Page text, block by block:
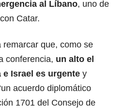
al Líbano, uno de
Catar.
que, como se
conferencia, un alto el
e Israel es urgente y
acuerdo diplomático
1701 del Consejo de